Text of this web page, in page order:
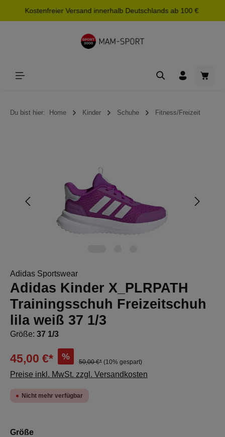
springen
Kostenfreier Versand innerhalb Deutschlands ab 100 €
Du bist hier: Home Kinder Schuhe Fitness/Freizeit
Adidas Sportswear
Adidas Kinder X_PLRPATH
Trainingsschuh Freizeitschuh
lila weiß 37 1/3
Größe: 37 1/3
45,00 €* %
50,00 €* (10% gespart)
Preise inkl. MwSt. zzgl. Versandkosten
Nicht mehr verfügbar
Größeauswählen